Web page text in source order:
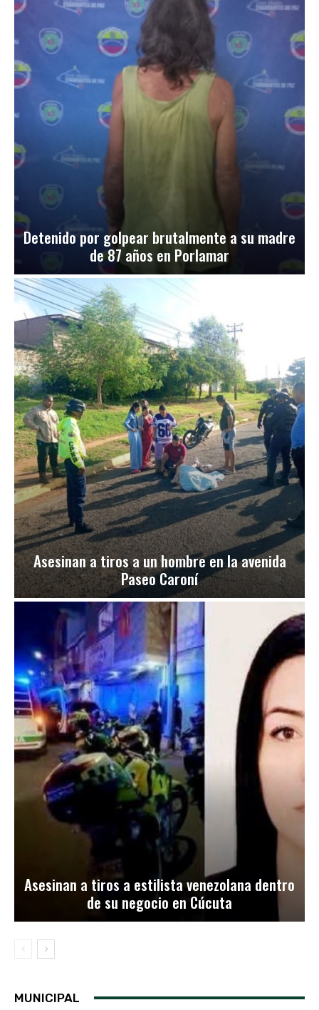
Detenido por golpear brutalmente a su madre
de 87 años en Porlamar
Asesinan a tiros a un hombre en la avenida
Paseo Caroní
Asesinan a tiros a estilista venezolana dentro
de su negocio en Cúcuta
MUNICIPAL